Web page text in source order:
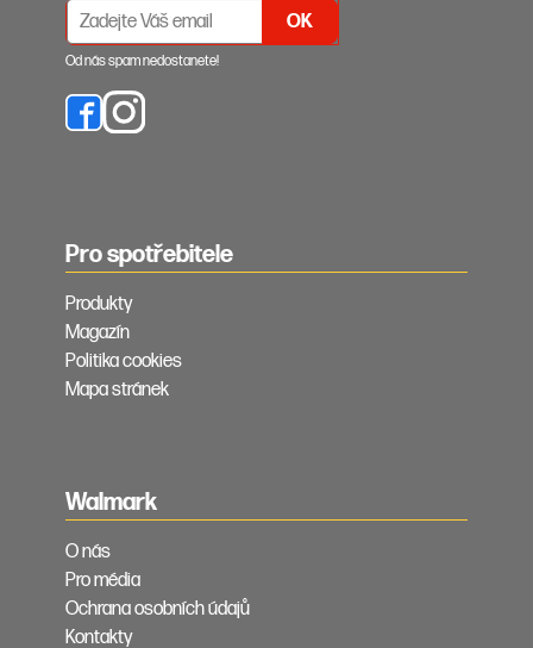
Pro spotřebitele
Produkty
Magazín
Politika cookies
Mapa stránek
Walmark
O nás
Pro média
Ochrana osobních údajů
Kontakty
PŘIHLÁŠENÍ K ODBĚRU NEWSLETTERŮ
Od nás spam nedostanete!